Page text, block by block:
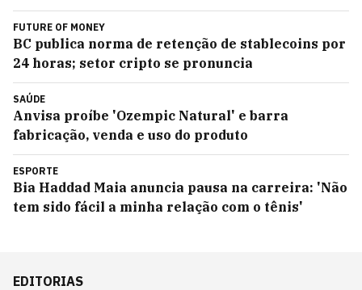
FUTURE OF MONEY
BC publica norma de retenção de stablecoins por
24 horas; setor cripto se pronuncia
SAÚDE
Anvisa proíbe 'Ozempic Natural' e barra
fabricação, venda e uso do produto
ESPORTE
Bia Haddad Maia anuncia pausa na carreira: 'Não
tem sido fácil a minha relação com o tênis'
EDITORIAS